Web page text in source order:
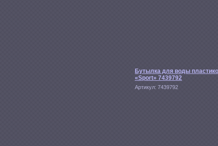
Бутылка для воды
«Sport» 7439792
Артикул: 7439792